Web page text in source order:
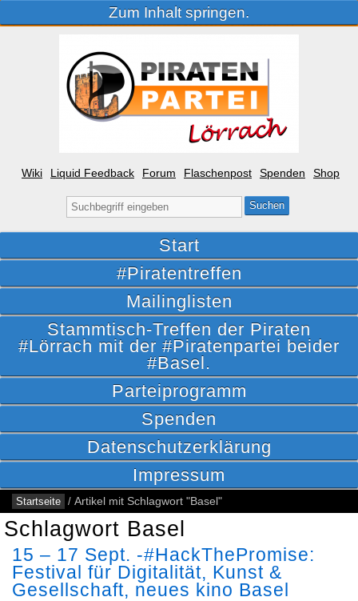
Zum Inhalt springen.
Wiki Liquid Feedback Forum Flaschenpost Spenden Shop
Suche
nach:
Start
#Piratentreffen
Mailinglisten
Stammtisch-Treffen der Piraten
#Lörrach mit der #Piratenpartei beider
#Basel.
Parteiprogramm
Spenden
Datenschutzerklärung
Impressum
Startseite / Artikel mit Schlagwort "Basel"
Schlagwort Basel
15 – 17 Sept. -#HackThePromise:
Festival für Digitalität, Kunst &
Gesellschaft, neues kino Basel